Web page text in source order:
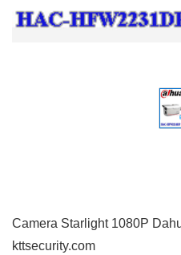
Camera trọn bộ giá ưu đãi
Đồ dùng Gia đình & Công
Camera Starlight 1080P
kttsecurity.com